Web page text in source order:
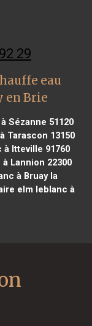
29
eau
en Brie
Sézanne 51120
Tarascon 13150
Itteville 91760
Lannion 22300
à Bruay la
elm leblanc à